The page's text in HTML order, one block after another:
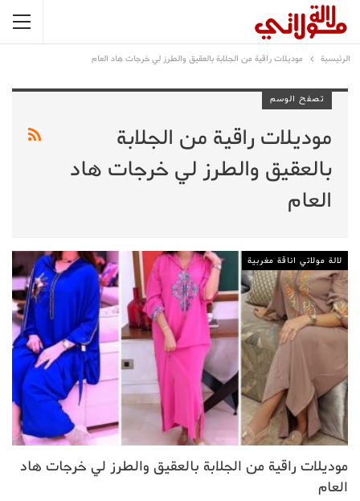
الرئيسية موديلات راقية من الجلابة بالعقيق والطرز لي خرجات هاد العام
تصفح الوسم
موديلات راقية من الجلابة
بالعقيق والطرز لي خرجات هاد
العام
لالة مولاتي اناقة مغربية
موديلات راقية من الجلابة بالعقيق والطرز لي خرجات هاد
العام